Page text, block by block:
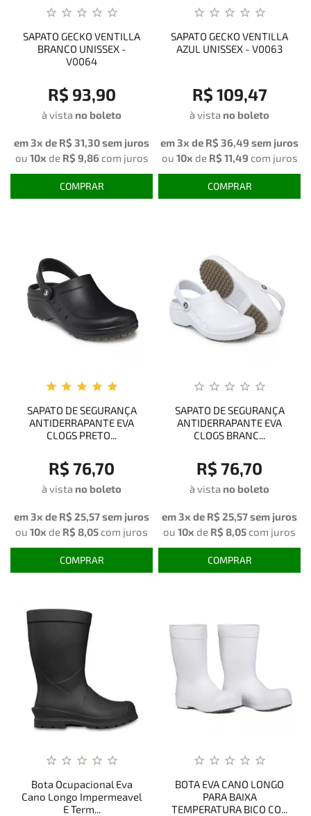
SAPATO GECKO VENTILLA
BRANCO UNISSEX -
V0064
R$ 93,90
à vista no boleto
em 3x de R$ 31,30sem juros
ou 10x de R$ 9,86 com juros
COMPRAR
SAPATO GECKO VENTILLA
AZUL UNISSEX - V0063
R$ 109,47
à vista no boleto
em 3x de R$ 36,49 sem juros
ou 10x de R$ 11,49 com juros
COMPRAR
SAPATO DE SEGURANÇA
ANTIDERRAPANTE EVA
CLOGS PRETO...
R$ 76,70
à vista no boleto
em 3x de R$ 25,57sem juros
ou 10x de R$ 8,05 com juros
COMPRAR
SAPATO DE SEGURANÇA
ANTIDERRAPANTE EVA
CLOGS BRANC...
R$ 76,70
à vista no boleto
em 3x de R$ 25,57sem juros
ou 10x de R$ 8,05 com juros
COMPRAR
Bota Ocupacional Eva
Cano Longo Impermeavel
E Term...
BOTA EVA CANO LONGO
PARA BAIXA
TEMPERATURA BICO CO...